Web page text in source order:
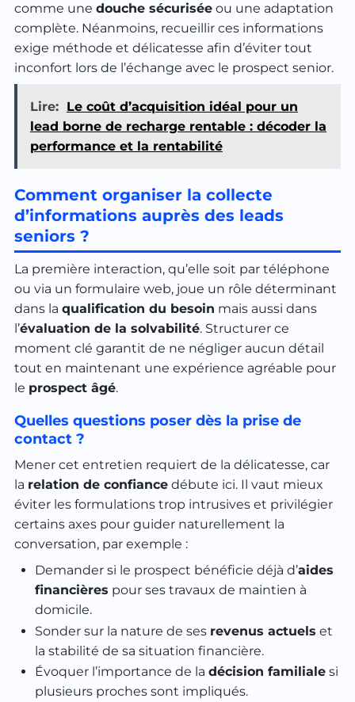
comme une douche sécuriséeou une adaptation
complète. Néanmoins, recueillir ces informations
exige méthode et délicatesse afin d’éviter tout
inconfort lors de l’échange avec le prospect senior.
Lire: Le coût d’acquisition idéal pour un
lead borne de recharge rentable : décoder la
performance et la rentabilité
Comment organiser la collecte
d’informations auprès des leads
seniors ?
La première interaction, qu’elle soit par téléphone
ou via un formulaire web, joue un rôle déterminant
dans la qualification du besoin mais aussi dans
l’évaluation de la solvabilité. Structurer ce
moment clé garantit de ne négliger aucun détail
tout en maintenant une expérience agréable pour
le prospect âgé.
Quelles questions poser dès la prise de
contact ?
Mener cet entretien requiert de la délicatesse, car
la relation de confiancedébute ici. Il vaut mieux
éviter les formulations trop intrusives et privilégier
certains axes pour guider naturellement la
conversation, par exemple :
Demander si le prospect bénéficie déjà d’aides
financières pour ses travaux de maintien à
domicile.
Sonder sur la nature de ses revenus actuels et
la stabilité de sa situation financière.
Évoquer l’importance de la décision familialesi
plusieurs proches sont impliqués.